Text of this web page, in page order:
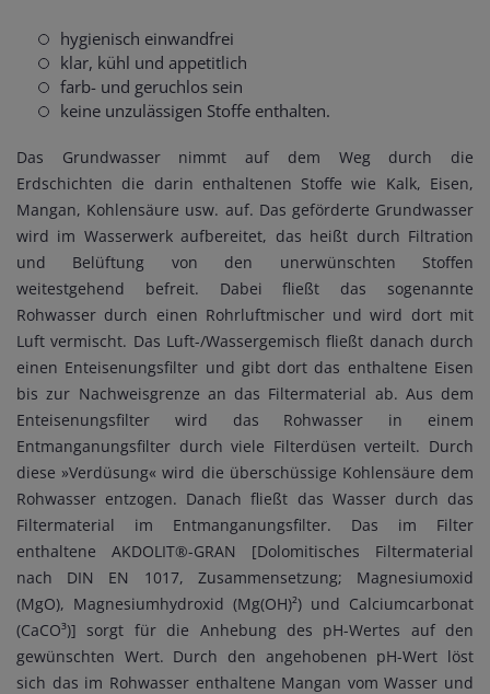
hygienisch einwandfrei
klar, kühl und appetitlich
farb- und geruchlos sein
keine unzulässigen Stoffe enthalten.
Das Grundwasser nimmt auf dem Weg durch die
Erdschichten die darin enthaltenen Stoffe wie Kalk, Eisen,
Mangan, Kohlensäure usw. auf. Das geförderte Grundwasser
wird im Wasserwerk aufbereitet, das heißt durch Filtration
und Belüftung von den unerwünschten Stoffen
weitestgehend befreit. Dabei fließt das sogenannte
Rohwasser durch einen Rohrluftmischer und wird dort mit
Luft vermischt. Das Luft-/Wassergemisch fließt danach durch
einen Enteisenungsfilter und gibt dort das enthaltene Eisen
bis zur Nachweisgrenze an das Filtermaterial ab. Aus dem
Enteisenungsfilter wird das Rohwasser in einem
Entmanganungsfilter durch viele Filterdüsen verteilt. Durch
diese »Verdüsung« wird die überschüssige Kohlensäure dem
Rohwasser entzogen. Danach fließt das Wasser durch das
Filtermaterial im Entmanganungsfilter. Das im Filter
enthaltene AKDOLIT®-GRAN [Dolomitisches Filtermaterial
nach DIN EN 1017, Zusammensetzung; Magnesiumoxid
(MgO), Magnesiumhydroxid (Mg(OH)²) und Calciumcarbonat
(CaCO³)] sorgt für die Anhebung des pH-Wertes auf den
gewünschten Wert. Durch den angehobenen pH-Wert löst
sich das im Rohwasser enthaltene Mangan vom Wasser und